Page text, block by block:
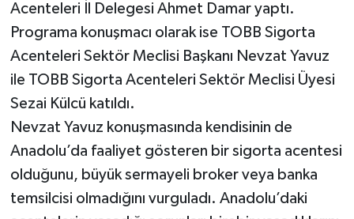
Acenteleri İl Delegesi Ahmet Damar yaptı.
Programa konuşmacı olarak ise TOBB Sigorta
Acenteleri Sektör Meclisi Başkanı Nevzat Yavuz
ile TOBB Sigorta Acenteleri Sektör Meclisi Üyesi
Sezai Külcü katıldı.
Nevzat Yavuz konuşmasında kendisinin de
Anadolu’da faaliyet gösteren bir sigorta acentesi
olduğunu, büyük sermayeli broker veya banka
temsilcisi olmadığını vurguladı. Anadolu’daki
Sağlık